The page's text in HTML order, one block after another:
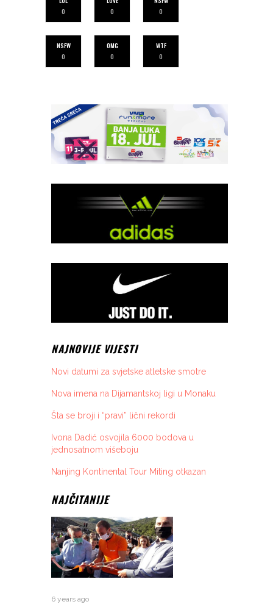
0
0
0
NSFW
0
OMG
0
WTF
0
NAJNOVIJE VIJESTI
Novi datumi za svjetske atletske smotre
Nova imena na Dijamantskoj ligi u Monaku
Šta se broji i “pravi” lični rekordi
Ivona Dadić osvojila 6000 bodova u
jednosatnom višeboju
Nanjing Kontinental Tour Miting otkazan
NAJČITANIJE
6 years ago